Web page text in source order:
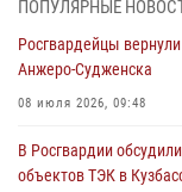
05 августа 2026, 09:30
Росгвардейцы
05 августа 2026, 08:50
ПОПУЛЯРНЫЕ
Росгвардейцы
Анжеро-Судженска
08 июля 2026, 09:48
В Росгвардии
объектов ТЭК в